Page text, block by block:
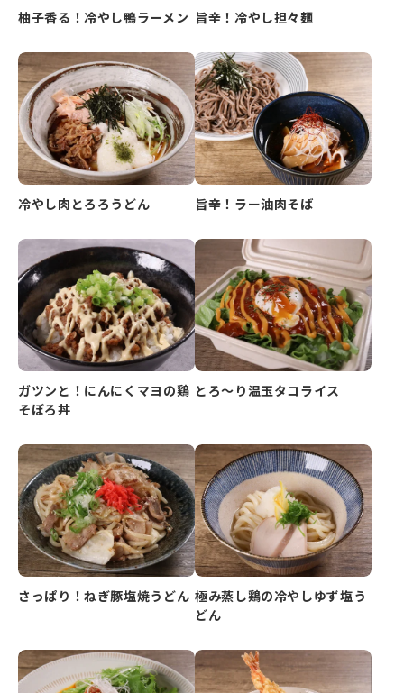
柚子香る！冷やし鴨ラーメン 旨辛！冷やし担々麺
冷やし肉とろろうどん 旨辛！ラー油肉そば
ガツンと！にんにくマヨの鶏
そぼろ丼
とろ～り温玉タコライス
さっぱり！ねぎ豚塩焼うどん 極み蒸し鶏の冷やしゆず塩う
どん